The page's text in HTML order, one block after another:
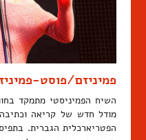
פמיניזם/פוסט-
השיח הפמיניסטי מתמקד
מודל חדש של קריאה
הפטריארכלית הגברית.